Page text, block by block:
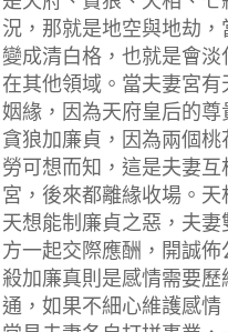
況，那就是地空與地劫
變成清白格，也就是會
在其他領域。當夫妻宮
姻緣，因為天府皇后的
貪狼加廉貞，因為兩個
勞可想而知，這是夫妻
宮，後來都離緣收場。
天想能制廉貞之惡，夫
方一起交際應酬，開誠
殺加廉真則是感情需要
通，如果不細心維護感情